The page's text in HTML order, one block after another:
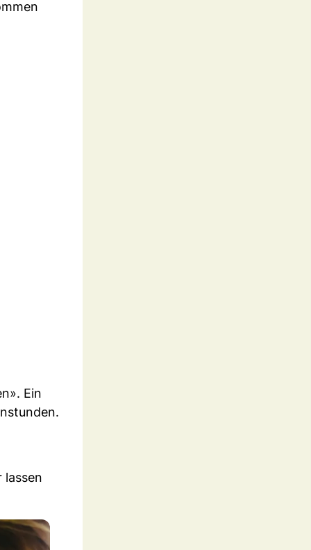
Ein
lassen